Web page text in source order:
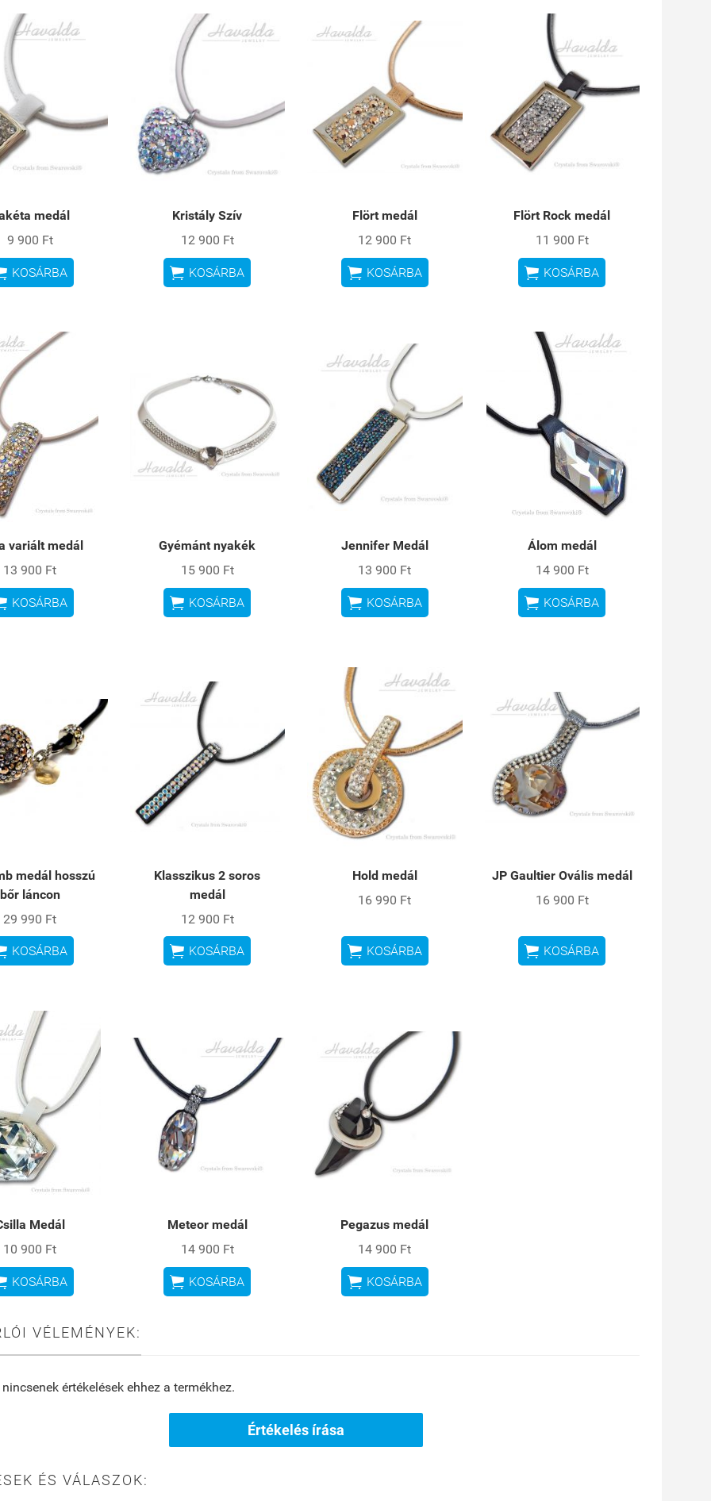
medál
9 900 Ft
KOSÁRBA
Kristály Szív
12 900 Ft
 KOSÁRBA
Flört medál
12 900 Ft
 KOSÁRBA
Flört Rock medál
11 900 Ft
 KOSÁRBA
variált medál
13 900 Ft
KOSÁRBA
Gyémánt nyakék
15 900 Ft
 KOSÁRBA
Jennifer Medál
13 900 Ft
 KOSÁRBA
Álom medál
14 900 Ft
 KOSÁRBA
medál hosszú
bőr láncon
29 990 Ft
KOSÁRBA
Klasszikus 2 soros
medál
12 900 Ft
 KOSÁRBA
Hold medál
16 990 Ft
 KOSÁRBA
JP Gaultier Ovális medál
16 900 Ft
 KOSÁRBA
Medál
10 900 Ft
KOSÁRBA
Meteor medál
14 900 Ft
 KOSÁRBA
Pegazus medál
14 900 Ft
 KOSÁRBA
VÉLEMÉNYEK:
értékelések ehhez a termékhez.
Értékelés írása
ÉS VÁLASZOK: